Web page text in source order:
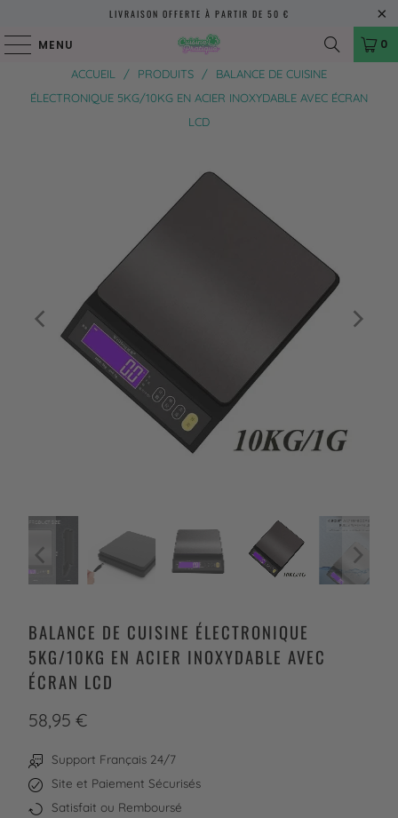
LIVRAISON OFFERTE À PARTIR DE 50 €
MENU 0
ACCUEIL / PRODUITS /
BALANCE DE CUISINE
ÉLECTRONIQUE 5KG/10KG EN ACIER INOXYDABLE AVEC ÉCRAN
LCD
BALANCE DE CUISINE ÉLECTRONIQUE
5KG/10KG EN ACIER INOXYDABLE AVEC
ÉCRAN LCD
58,95 €
Support Français 24/7
Site et Paiement Sécurisés
Satisfait ou Remboursé